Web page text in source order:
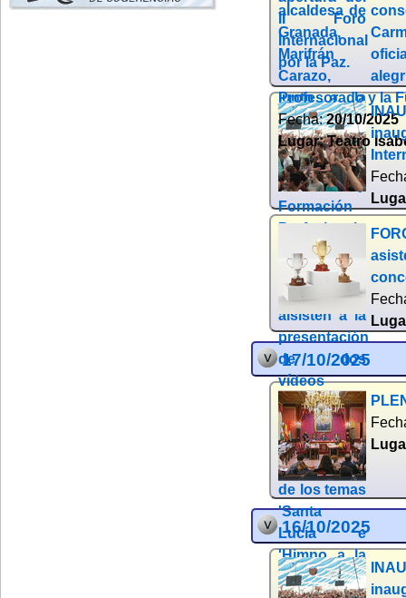
Profesorado y la
Fecha:20/10/2025
Lugar:Teatro
17/10/2025
16/10/2025